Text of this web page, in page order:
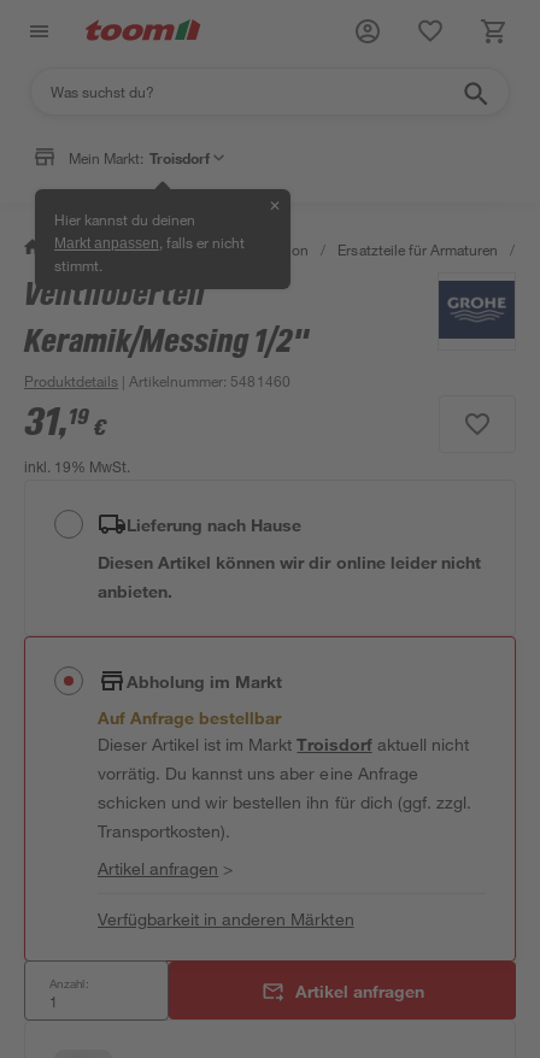
Mein Markt: Troisdorf
Hier kannst du deinen
Markt anpassen , falls er nicht
stimmt.
✕
/ Bad & Sanitär / Sanitärinstallation / Ersatzteile für Armaturen /
Ventiloberteil
Keramik/Messing 1/2"
Produktdetails | Artikelnummer: 5481460
31,19 €
inkl. 19% MwSt.
Lieferung nach Hause
Diesen Artikel können wir dir online leider nicht
anbieten.
Abholung im Markt
Auf Anfrage bestellbar
Dieser Artikel ist im MarktTroisdorfaktuell nicht
vorrätig. Du kannst uns aber eine Anfrage
schicken und wir bestellen ihn für dich (ggf. zzgl.
Transportkosten).
Artikel anfragen >
Verfügbarkeit in anderen Märkten
Anzahl: Artikel anfragen